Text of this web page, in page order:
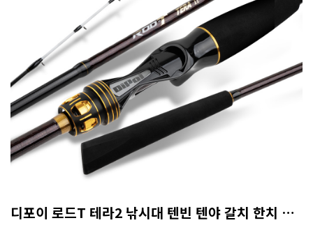
디포이 로드T 테라2 낚시대 텐빈 텐야 갈치 한치 B-180ML (AS보증카드)